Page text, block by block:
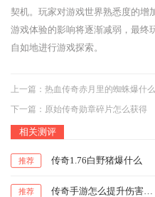
契机。玩家对游戏世界熟悉度的增
游戏体验的影响将逐渐减弱，最终
自如地进行游戏探索。
上一篇： 热血传奇赤月里的蜘蛛爆什
下一篇： 原始传奇勋章碎片怎么获得
相关测评
推荐 传奇1.76白野猪爆什么
推荐